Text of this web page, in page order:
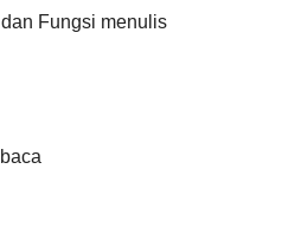
Fungsi menulis